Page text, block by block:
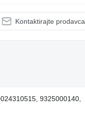
Kontaktirajte prodavca
9325000140,